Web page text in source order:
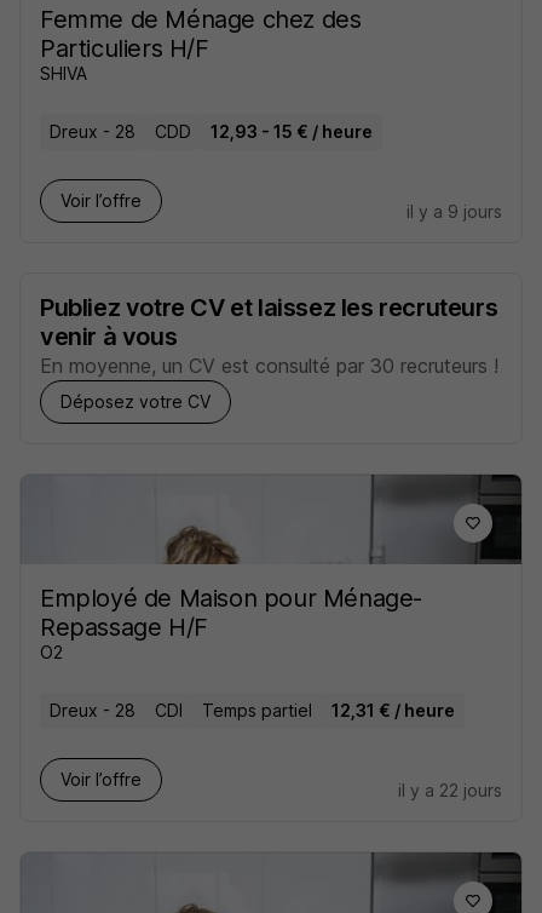
Femme de Ménage chez des
Particuliers H/F
SHIVA
Dreux - 28 CDD 12,93 - 15 € / heure
Voir l’offre
il y a 9 jours
Publiez votre CV et laissez les recruteurs
venir à vous
En moyenne, un CV est consulté par 30 recruteurs !
Déposez votre CV
Employé de Maison pour Ménage-
Repassage H/F
O2
Dreux - 28 CDI Temps partiel 12,31 € / heure
Voir l’offre
il y a 22 jours